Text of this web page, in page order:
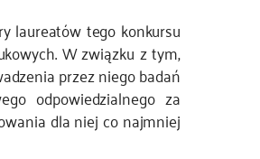
laureatów tego konkursu
W związku z tym,
przez niego badań
odpowiedzialnego za
dla niej co najmniej